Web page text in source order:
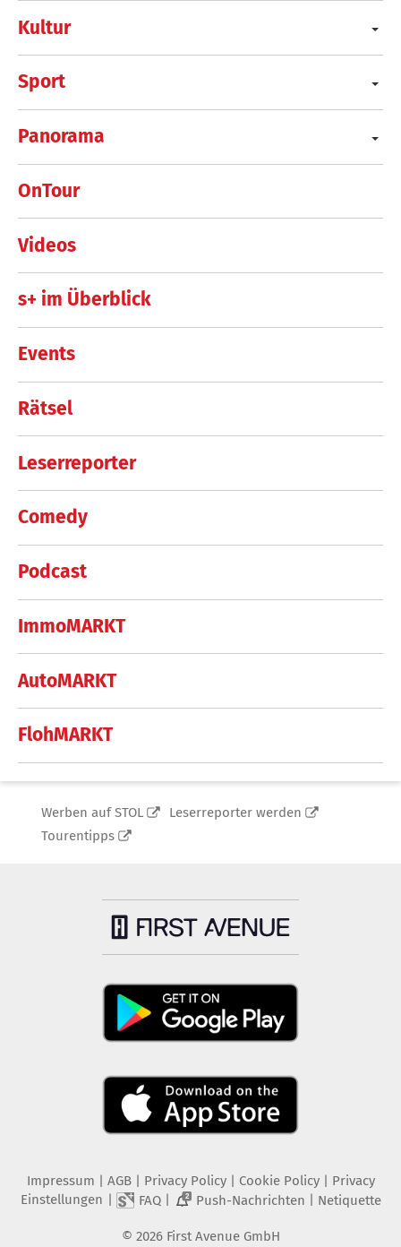
Kultur
Sport
Panorama
OnTour
Videos
s+ im Überblick
Events
Rätsel
Leserreporter
Comedy
Podcast
ImmoMARKT
AutoMARKT
FlohMARKT
Werben auf STOL
Leserreporter werden
Tourentipps
Impressum | AGB | Privacy Policy| Cookie Policy| Privacy
Einstellungen | FAQ| 2 Push-Nachrichten | Netiquette
© 2026 First Avenue GmbH